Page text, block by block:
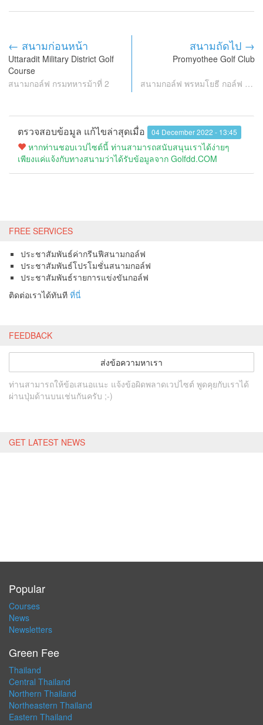
← สนามก่อนหน้า
Uttaradit Military District Golf
Course
สนามกอล์ฟ กรมทหารม้าที่ 2
สนามถัดไป →
Promyothee Golf Club
สนามกอล์ฟ พรหมโยธี กอล์ฟ คลับ
ตรวจสอบข้อมูล แก้ไขล่าสุดเมื่อ 04 December 2022 - 13:45
หากท่านชอบเวปไซต์นี้ ท่านสามารถสนับสนุนเราได้ง่ายๆ
เพียงแค่แจ้งกับทางสนามว่าได้รับข้อมูลจาก Golfdd.COM
FREE SERVICES
ประชาสัมพันธ์ค่ากรีนฟีสนามกอล์ฟ
ประชาสัมพันธ์โปรโมชั่นสนามกอล์ฟ
ประชาสัมพันธ์รายการแข่งขันกอล์ฟ
ติดต่อเราได้ทันที ที่นี่
FEEDBACK
ส่งข้อความหาเรา
ท่านสามารถให้ข้อเสนอแนะ แจ้งข้อผิดพลาดเวปไซต์ พูดคุยกับเราได้
ผ่านปุ่มด้านบนเช่นกันครับ ;-)
GET LATEST NEWS
Popular
Courses
News
Newsletters
Green Fee
Thailand
Central Thailand
Northern Thailand
Northeastern Thailand
Eastern Thailand